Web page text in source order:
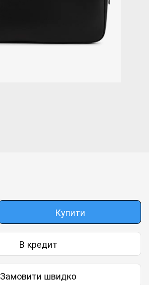
Купити
В кредит
Замовити швидко